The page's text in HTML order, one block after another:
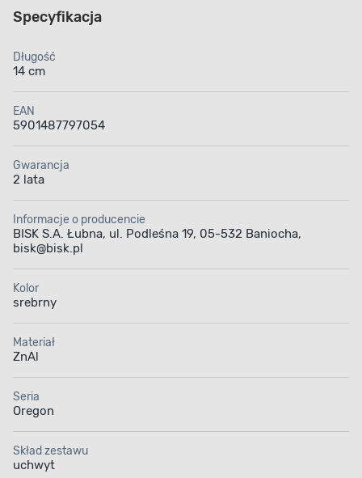
Specyfikacja
Długość
14 cm
EAN
5901487797054
Gwarancja
2 lata
Informacje o producencie
BISK S.A. Łubna, ul. Podleśna 19, 05-532 Baniocha,
bisk@bisk.pl
Kolor
srebrny
Materiał
ZnAl
Seria
Oregon
Skład zestawu
uchwyt